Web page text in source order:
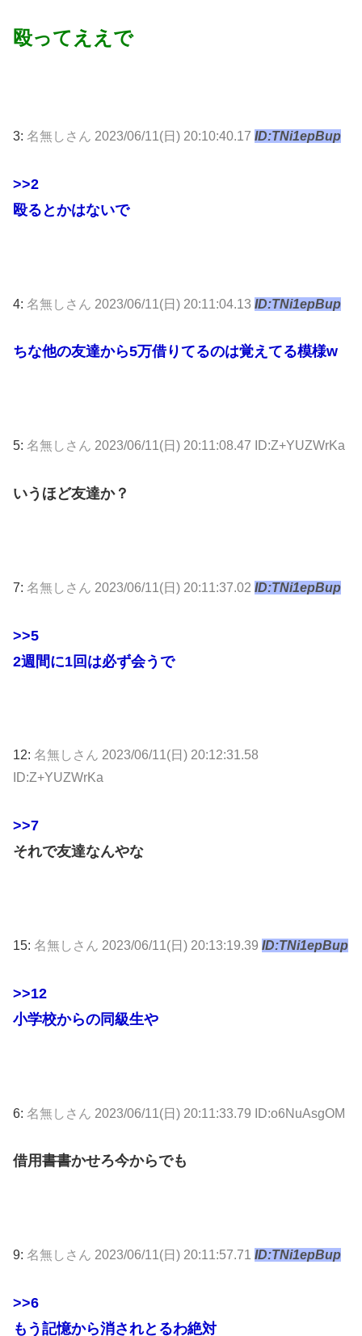
殴ってええで
3: 名無しさん 2023/06/11(日) 20:10:40.17 ID:TNi1epBup
>>2
殴るとかはないで
4: 名無しさん 2023/06/11(日) 20:11:04.13 ID:TNi1epBup
ちな他の友達から5万借りてるのは覚えてる模様w
5: 名無しさん 2023/06/11(日) 20:11:08.47 ID:Z+YUZWrKa
いうほど友達か？
7: 名無しさん 2023/06/11(日) 20:11:37.02 ID:TNi1epBup
>>5
2週間に1回は必ず会うで
12: 名無しさん 2023/06/11(日) 20:12:31.58
ID:Z+YUZWrKa
>>7
それで友達なんやな
15: 名無しさん 2023/06/11(日) 20:13:19.39 ID:TNi1epBup
>>12
小学校からの同級生や
6: 名無しさん 2023/06/11(日) 20:11:33.79 ID:o6NuAsgOM
借用書書かせろ今からでも
9: 名無しさん 2023/06/11(日) 20:11:57.71 ID:TNi1epBup
>>6
もう記憶から消されとるわ絶対